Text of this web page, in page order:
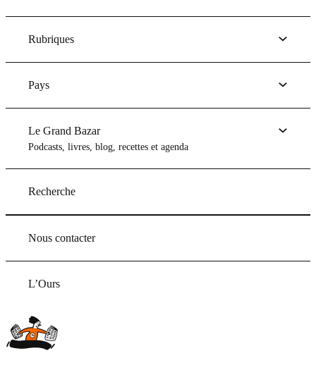
Rubriques
Pays
Le Grand Bazar
Podcasts, livres, blog, recettes et agenda
Recherche
Nous contacter
L’Ours